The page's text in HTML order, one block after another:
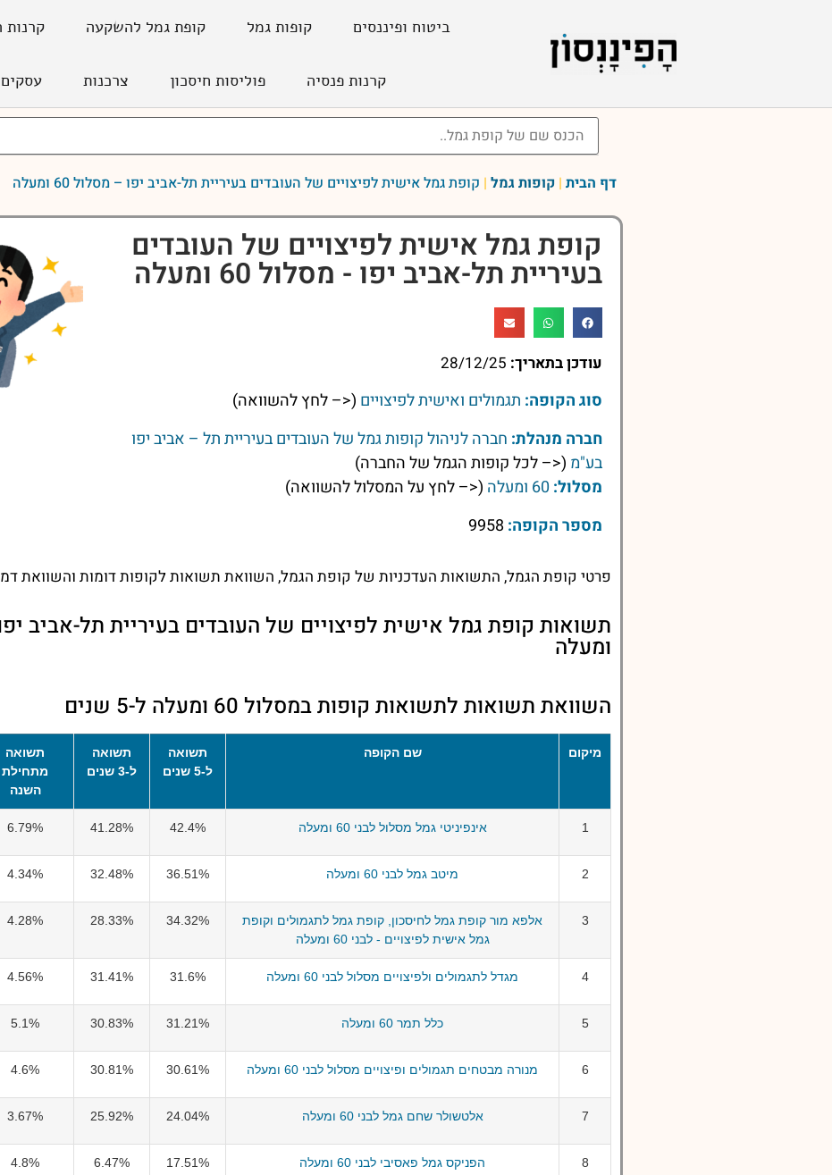
ביטוח ופיננסים קופות גמל קופת גמל להשקעה
קרנות פנסיה פוליסות חיסכון צרכנות עסקים
דף הבית | קופות גמל | קופת גמל אישית לפיצויים של העובדים בעיריית תל-אביב יפו – מסלול 60 ומעלה
קופת גמל אישית לפיצויים של העובדים
בעיריית תל-אביב יפו - מסלול 60 ומעלה
עודכן בתאריך: 28/12/25
סוג הקופה: תגמולים ואישית לפיצויים (<– לחץ להשוואה)
חברה מנהלת: חברה לניהול קופות גמל של העובדים בעיריית תל – אביב יפו
בע"מ (<– לכל קופות הגמל של החברה)
מסלול:60 ומעלה
(<– לחץ על המסלול להשוואה)
מספר הקופה:
פרטי קופת הגמל, התשואות העדכניות של קופת הגמל, השוואת תשואות לקופות דומות והשוואת
ומעלה
השוואת תשואות לתשואות קופות במסלול 60 ומעלה ל-5 שנים
מיקום שם הקופה
תשואה
ל-5 שנים
תשואה
ל-3 שנים
תשואה
מתחילת
השנה
1 אינפיניטי גמל מסלול לבני 60 ומעלה 42.4%
41.28%
6.79%
2 מיטב גמל לבני 60 ומעלה 36.51%
32.48%
4.34%
3
אלפא מור קופת גמל לחיסכון, קופת גמל לתגמולים וקופת
גמל אישית לפיצויים - לבני 60 ומעלה
34.32%
28.33%
4.28%
4 מגדל לתגמולים ולפיצויים מסלול לבני 60 ומעלה 31.6%
31.41%
4.56%
5 כלל תמר 60 ומעלה 31.21%
30.83%
5.1%
6 מנורה מבטחים תגמולים ופיצויים מסלול לבני 60 ומעלה 30.61%
30.81%
4.6%
7 אלטשולר שחם גמל לבני 60 ומעלה 24.04%
25.92%
3.67%
8 הפניקס גמל פאסיבי לבני 60 ומעלה 17.51%
6.47%
4.8%